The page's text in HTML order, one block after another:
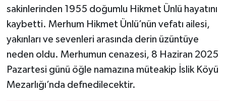
sakinlerinden 1955 doğumlu Hikmet Ünlü hayatını
kaybetti. Merhum Hikmet Ünlü’nün vefatı ailesi,
yakınları ve sevenleri arasında derin üzüntüye
neden oldu. Merhumun cenazesi, 8 Haziran 2025
Pazartesi günü öğle namazına müteakip İslik Köyü
Mezarlığı’nda defnedilecektir.